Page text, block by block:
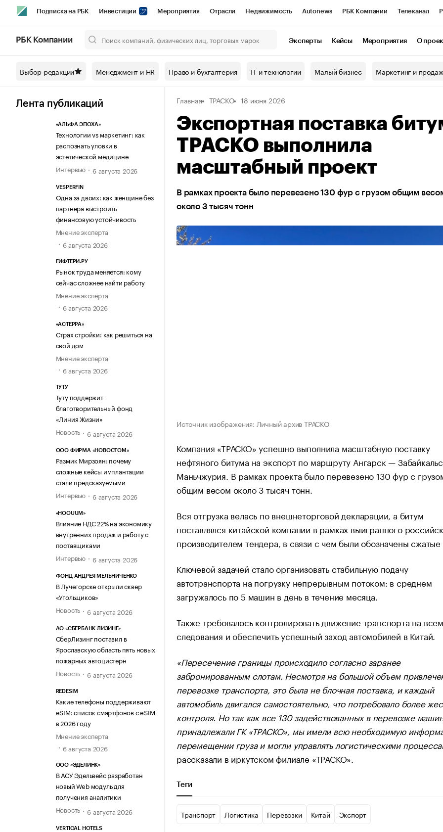
Подписка на РБК Инвестиции Мероприятия Отрасли Недвижимость Autonews РБК Компании Телеканал
Спецпроекты СПб Конференции СПб Спецпроекты Проверка контрагентов
Технологии и медиа Рынок наличной валюты
РБК Компании Эксперты Кейсы Мероприятия О
Выбор редакции Менеджмент и HR Право и бухгалтерия IT и технологии Малый бизнес Маркетинг и
Лента публикаций
«АЛЬФА ЭПОХА»
Технологии vs маркетинг: как
распознать уловки в
эстетической медицине
Интервью
6 августа 2026
VESPERFIN
Одна за двоих: как женщине без
партнера выстроить
финансовую устойчивость
Мнение эксперта
6 августа 2026
ГИФТЕРИ.РУ
Рынок труда меняется: кому
сейчас сложнее найти работу
Мнение эксперта
6 августа 2026
«АСТЕРРА»
Страх стройки: как решиться на
свой дом
Мнение эксперта
6 августа 2026
ТУТУ
Туту поддержит
благотворительный фонд
«Линия Жизни»
Новость
6 августа 2026
ООО ФИРМА «НОВОСТОМ»
Размик Мирзоян: почему
сложные кейсы имплантации
стали предсказуемыми
Интервью
6 августа 2026
«HOOUUM»
Влияние НДС 22% на экономику
внутренних продаж и работу с
поставщиками
Интервью
6 августа 2026
ФОНД АНДРЕЯ МЕЛЬНИЧЕНКО
В Лучегорске открыли сквер
«Угольщиков»
Новость
6 августа 2026
АО «СБЕРБАНК ЛИЗИНГ»
СберЛизинг поставил в
Ярославскую область пять новых
пожарных автоцистерн
Новость
6 августа 2026
REDESIM
Какие телефоны поддерживают
eSIM: список смартфонов с eSIM
в 2026 году
Мнение эксперта
6 августа 2026
ООО «ЭДЕЛИНК»
В АСУ Эдельвейс разработан
новый Web модуль для
получения аналитики
Новость
6 августа 2026
VERTICAL HOTELS
Главная ТРАСКО 18 июня 2026
Экспортная поставка
ТРАСКО выполнила
масштабный проект
В рамках проекта было перевезено 130 фур с грузом общим
около 3 тысяч тонн
Источник изображения: Личный архив ТРАСКО
Компания «ТРАСКО» успешно выполнила масштабную поставку
нефтяного битума на экспорт по маршруту Ангарск —
Маньчжурия. В рамках проекта было перевезено 130 фур с
общим весом около 3 тысяч тонн.
Вся отгрузка велась по внешнеторговой декларации, а битум
поставлялся китайской компании в рамках выигранного
производителем тендера, в связи с чем были обозначены сжатые
Ключевой задачей стало организовать стабильную подачу
автотранспорта на погрузку непрерывным потоком: в среднем
загружалось по 5 машин в день в течение месяца.
Также требовалось контролировать движение транспорта на
следования и обеспечить успешный заход автомобилей в Китай.
«Пересечение границы происходило согласно заранее
забронированным слотам. Несмотря на большой объем
перевозке транспорта, это была не блочная поставка, и каждый
автомобиль двигался самостоятельно, что потребовало более
контроля. Но так как все 130 задействованных в перевозке
принадлежали ГК «ТРАСКО», мы имели всю необходимую
перемещении груза и могли управлять логистическими
рассказали в иркутском филиале «ТРАСКО».
Теги
Транспорт Логистика Перевозки Китай Экспорт